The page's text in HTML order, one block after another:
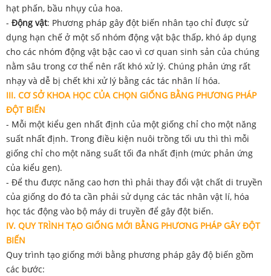
hạt phấn, bầu nhụy của hoa.
- Động vật: Phương pháp gây đột biến nhân tạo chỉ được sử
dụng hạn chế ở một số nhóm động vật bậc thấp, khó áp dụng
cho các nhóm động vật bậc cao vì cơ quan sinh sản của chúng
nằm sâu trong cơ thể nên rất khó xử lý. Chúng phản ứng rất
nhạy và dễ bị chết khi xử lý bằng các tác nhân lí hóa.
III. CƠ SỞ KHOA HỌC CỦA CHỌN GIỐNG BẰNG PHƯƠNG PHÁP
ĐỘT BIẾN
- Mỗi một kiểu gen nhất định của một giống chỉ cho một năng
suất nhất định. Trong điều kiện nuôi trồng tối ưu thì thì mỗi
giống chỉ cho một năng suất tối đa nhất định (mức phản ứng
của kiểu gen).
- Để thu được năng cao hơn thì phải thay đổi vật chất di truyền
của giống do đó ta cần phải sử dụng các tác nhân vật lí, hóa
học tác động vào bộ máy di truyền để gây đột biến.
IV. QUY TRÌNH TẠO GIỐNG MỚI BẰNG PHƯƠNG PHÁP GÂY ĐỘT
BIẾN
Quy trình tạo giống mới bằng phương pháp gây độ biến gồm
các bước: